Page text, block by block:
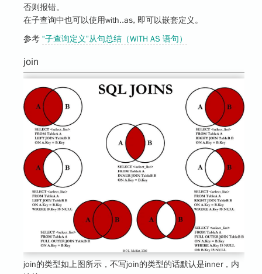
否则报错。
在子查询中也可以使用with..as, 即可以嵌套定义。
参考 “子查询定义”从句总结（WITH AS 语句）
join
join的类型如上图所示，不写join的类型的话默认是inner，内